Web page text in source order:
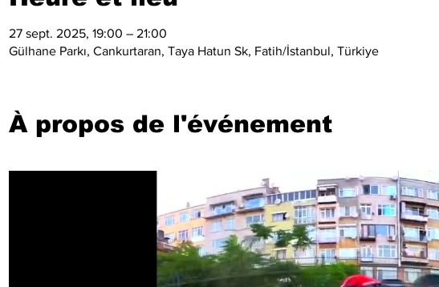
27 sept. 2025, 19:00 – 21:00
Gülhane Parkı, Cankurtaran, Taya Hatun Sk, Fatih/İstanbul, Türkiye
À propos de l'événement